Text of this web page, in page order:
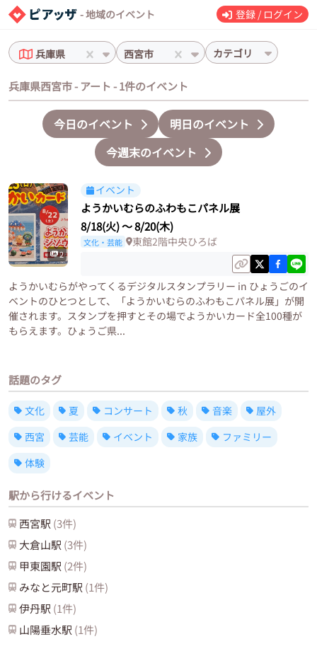
- 地域のイベント 登録 / ログイン
兵庫県 西宮市 カテゴリ
兵庫県西宮市 - アート - 1件のイベント
今日のイベント
明日のイベント
今週末のイベント
2
イベント
ようかいむらのふわもこパネル展
8/18(火)〜8/20(木)
文化・芸能 東館2階中央ひろば
ようかいむらがやってくるデジタルスタンプラリー in ひょうごのイ
ベントのひとつとして、「ようかいむらのふわもこパネル展」が開
催されます。スタンプを押すとその場でようかいカード全100種が
もらえます。ひょうご県...
話題のタグ
文化 夏 コンサート 秋 音楽
屋外
西宮
芸能 イベント 家族
ファミリー
体験
駅から行けるイベント
西宮駅 (3件)
大倉山駅 (3件)
甲東園駅 (2件)
みなと元町駅 (1件)
伊丹駅 (1件)
山陽垂水駅 (1件)